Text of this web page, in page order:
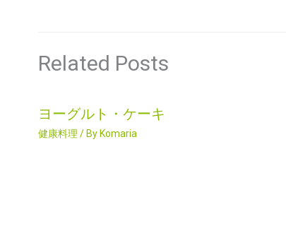
Related Posts
ヨーグルト・ケーキ
健康料理 / By Komaria